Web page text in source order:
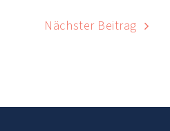
Nächster Beitrag